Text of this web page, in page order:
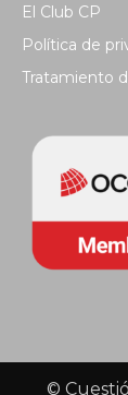
El Club CP
Política de
Tratamiento
©